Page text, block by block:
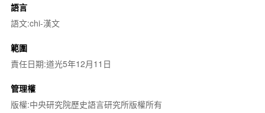
語言
語文:chi-漢文
範圍
責任日期:道光5年12月11日
管理權
版權:中央研究院歷史語言研究所版權所有